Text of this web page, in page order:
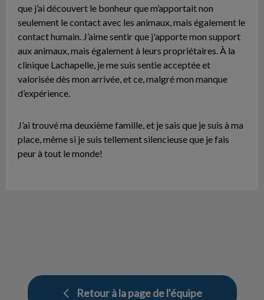
que j’ai découvert le bonheur que m’apportait non
seulement le contact avec les animaux, mais également le
contact humain. J’aime sentir que j'apporte mon support
aux animaux, mais également à leurs propriétaires. À la
clinique Lachapelle, je me suis sentie acceptée et
valorisée dès mon arrivée, et ce, malgré mon manque
d’expérience.
J’ai trouvé ma deuxième famille, et je sais que je suis à ma
place, même si je suis tellement silencieuse que je fais
peur à tout le monde!
Retour à la page de l'équipe